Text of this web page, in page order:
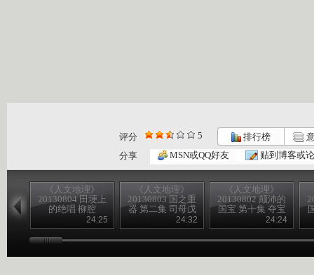
评分 5 排行榜
分享
MSN或QQ好友 贴到博客或
《人文地理》
20130804 田埂上
的绝唱 柳腔
24:25
《人文地理》
20130803 国之重
器 第二集 司母戊
大方鼎（下）
24:32
《人文地理》
20130802 颠沛的
国宝 第十集 夺宝
24:24